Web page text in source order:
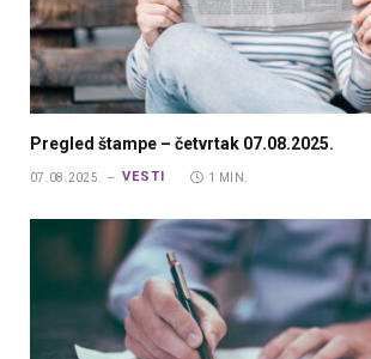
Pregled štampe – četvrtak 07.08.2025.
07.08.2025. VESTI 1 MIN.